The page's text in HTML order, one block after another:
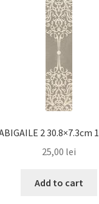
2 30.8×7.3cm
25,00 lei
Add to cart